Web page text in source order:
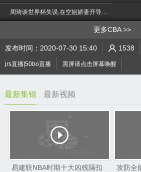
周琦谈世界杯失误,在空姐娇妻开导下走出阴霾,未来渴望再进NBA
更多CBA
发布时间：2020-07-30 15:40 1538
jrs直播|50bo直播 黑屏请点击屏幕唤醒
最新集锦 最新视频
易建联NBA时期十大凶残隔扣
攻防全